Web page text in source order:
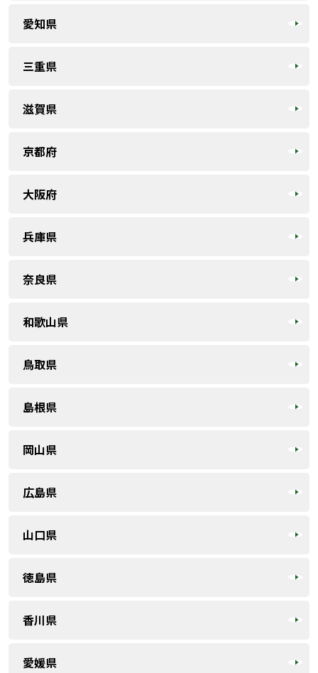
愛知県
三重県
滋賀県
京都府
大阪府
兵庫県
奈良県
和歌山県
鳥取県
島根県
岡山県
広島県
山口県
徳島県
香川県
愛媛県